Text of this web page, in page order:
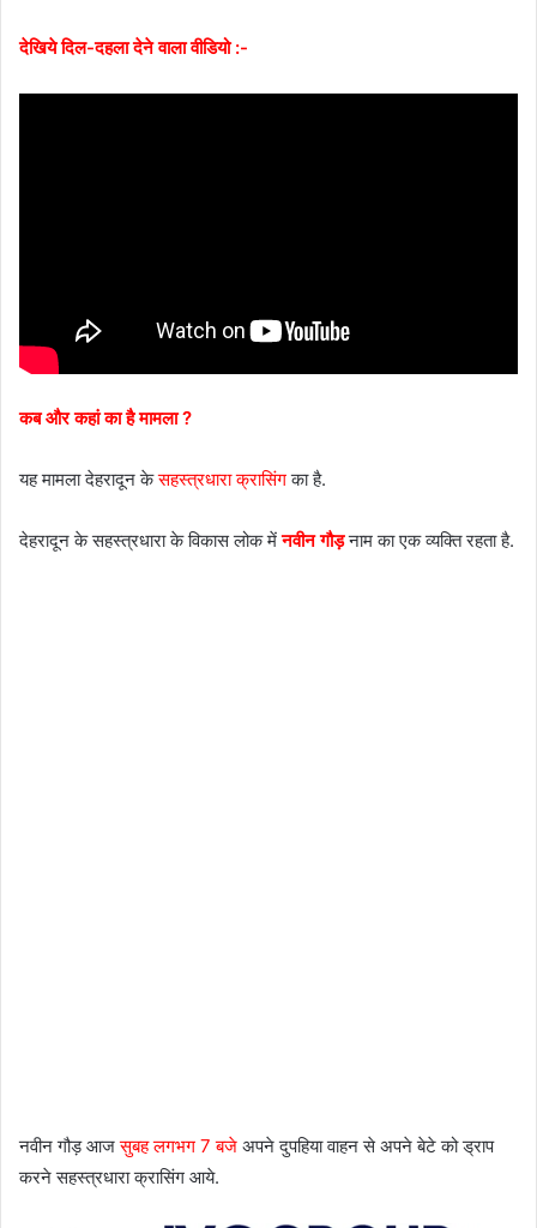
देखिये दिल-दहला देने वाला वीडियो :-
कब और कहां का है मामला ?
यह मामला देहरादून केसहस्त्रधारा क्रासिंगका है.
देहरादून के सहस्त्रधारा के विकास लोक मेंनवीन गौड़नाम का एक व्यक्ति रहता है.
नवीन गौड़ आजसुबह लगभग 7 बजे अपने दुपहिया वाहन से अपने बेटे को ड्राप
करने सहस्त्रधारा क्रासिंग आये.